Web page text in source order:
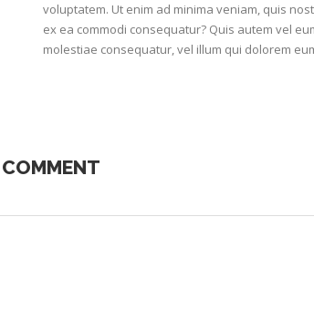
voluptatem. Ut enim ad minima veniam, quis
ex ea commodi consequatur? Quis autem vel
molestiae consequatur, vel illum qui dolorem
COMMENT